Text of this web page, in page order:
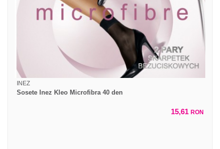
INEZ
Sosete Inez Kleo Microfibra 40 den
15,61 RON